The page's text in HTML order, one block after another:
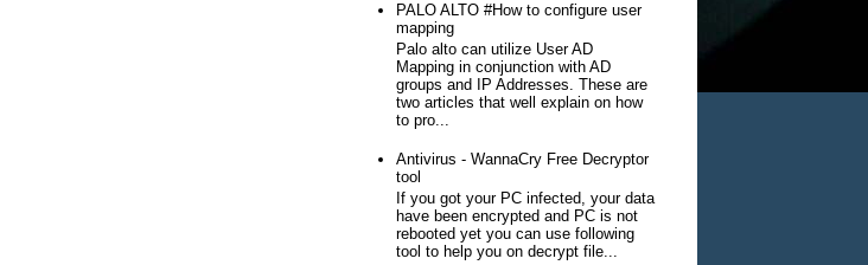
PALO ALTO #How to configure user
mapping
Palo alto can utilize User AD
Mapping in conjunction with AD
groups and IP Addresses. These are
two articles that well explain on how
to pro...
Antivirus - WannaCry Free Decryptor
tool
If you got your PC infected, your data
have been encrypted and PC is not
rebooted yet you can use following
tool to help you on decrypt file...